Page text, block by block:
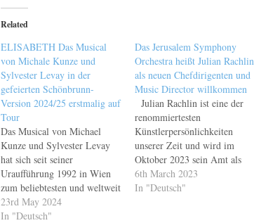
(Opens
in
new
Related
ELISABETH Das Musical
von Michale Kunze und
Sylvester Levay in der
gefeierten Schönbrunn-
Version 2024/25 erstmalig auf
Tour
Das Musical von Michael
Kunze und Sylvester Levay
hat sich seit seiner
Uraufführung 1992 in Wien
zum beliebtesten und weltweit
erfolgreichsten
deutschsprachigen Musical
23rd May 2024
In "Deutsch"
Das Jerusalem Symphony
Orchestra heißt Julian Rachlin
als neuen Chefdirigenten und
Music Director willkommen
Julian Rachlin ist eine der
renommiertesten
Künstlerpersönlichkeiten
unserer Zeit und wird im
Oktober 2023 sein Amt als
Chefdirigent und Music
Director des Jerusalem
6th March 2023
In "Deutsch"